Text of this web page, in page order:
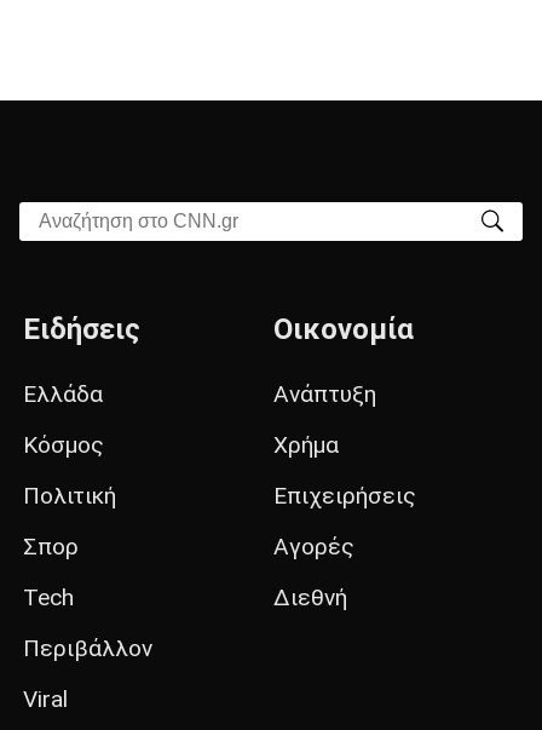
Αναζήτηση στο CNN.gr
Ειδήσεις
Ελλάδα
Κόσμος
Πολιτική
Σπορ
Tech
Περιβάλλον
Viral
Οικονομία
Ανάπτυξη
Χρήμα
Επιχειρήσεις
Αγορές
Διεθνή